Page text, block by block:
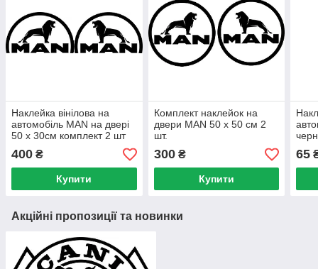
Наклейка вінілова на
автомобіль MAN на двері
50 х 30см комплект 2 шт
400 ₴
Купити
Комплект наклейок на
двери MAN 50 х 50 см 2
шт.
300₴
Купити
65
Акційні пропозиції та новинки